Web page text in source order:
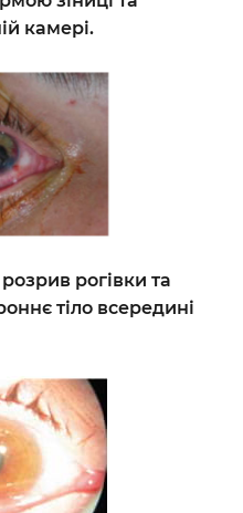
камері.
рогівки та
тіло всередині